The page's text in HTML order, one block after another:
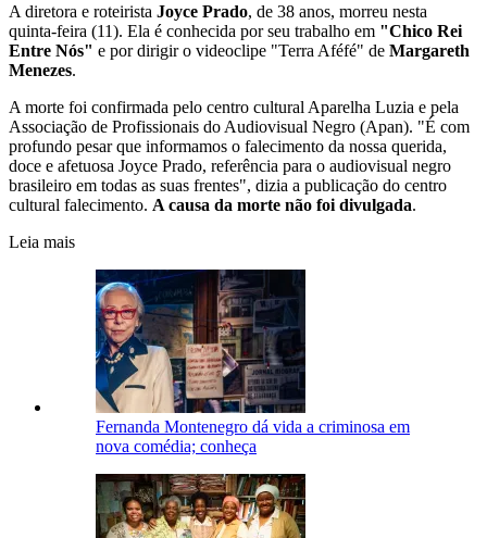
A diretora e roteirista Joyce Prado, de 38 anos, morreu nesta
quinta-feira (11). Ela é conhecida por seu trabalho em "Chico Rei
Entre Nós" e por dirigir o videoclipe "Terra Aféfé" de Margareth
Menezes.
A morte foi confirmada pelo centro cultural Aparelha Luzia e pela
Associação de Profissionais do Audiovisual Negro (Apan). "É com
profundo pesar que informamos o falecimento da nossa querida,
doce e afetuosa Joyce Prado, referência para o audiovisual negro
brasileiro em todas as suas frentes", dizia a publicação do centro
cultural falecimento. A causa da morte não foi divulgada.
Leia mais
Fernanda Montenegro dá vida a criminosa em
nova comédia; conheça